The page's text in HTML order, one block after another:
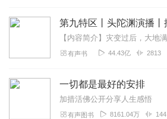
有声书 44.43亿 2813
一切都是最好的安排
加措活佛公开分享人生感悟
有声图书 8161.04万 144